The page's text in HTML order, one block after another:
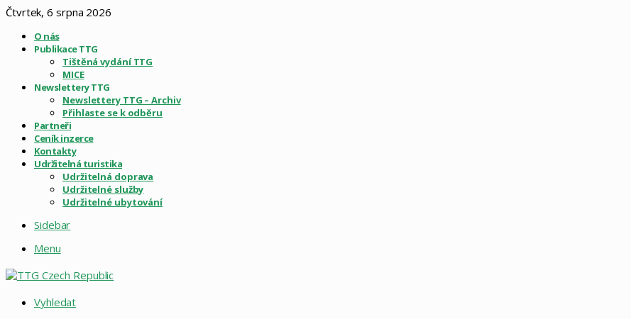
Čtvrtek, 6 srpna 2026
O nás
Publikace TTG
Tištěná vydání TTG
MICE
Newslettery TTG
Newslettery TTG – Archiv
Přihlaste se k odběru
Partneři
Ceník inzerce
Kontakty
Udržitelná turistika
Udržitelná doprava
Udržitelné služby
Udržitelné ubytování
Sidebar
Menu
Vyhledat